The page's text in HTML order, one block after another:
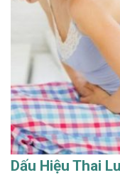
Dấu Hiệu Thai